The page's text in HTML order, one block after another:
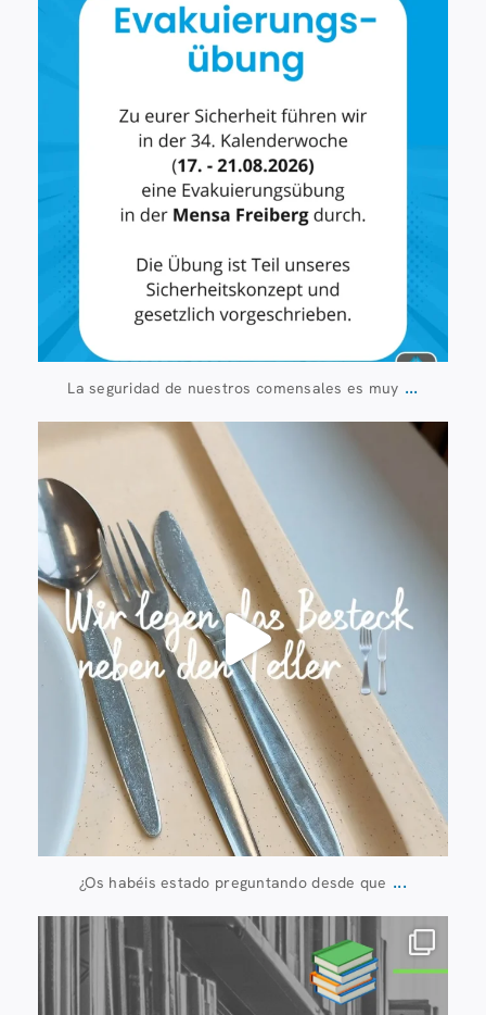
La seguridad de nuestros comensales es muy ...
23 de julio
224
¿Os habéis estado preguntando desde que ...
20 de julio
0